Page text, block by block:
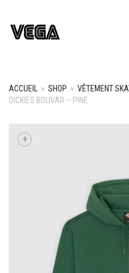
ACCUEIL » SHOP » VÊTEMENT
DICKIES BOLIVAR – PINE
+